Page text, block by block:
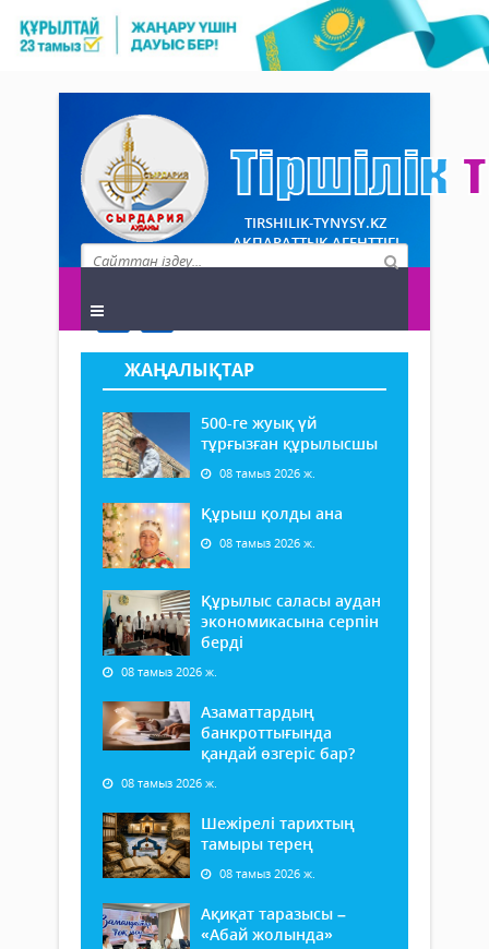
TIRSHILIK-TYNYSY.KZ
АҚПАРАТТЫҚ АГЕНТТІГІ
ЖАҢАЛЫҚТАР
500-ге жуық үй
тұрғызған құрылысшы
08 тамыз 2026 ж.
Құрыш қолды ана
08 тамыз 2026 ж.
Құрылыс саласы аудан
экономикасына серпін
берді
08 тамыз 2026 ж.
Азаматтардың
банкроттығында
қандай өзгеріс бар?
08 тамыз 2026 ж.
Шежірелі тарихтың
тамыры терең
08 тамыз 2026 ж.
Ақиқат таразысы –
«Абай жолында»